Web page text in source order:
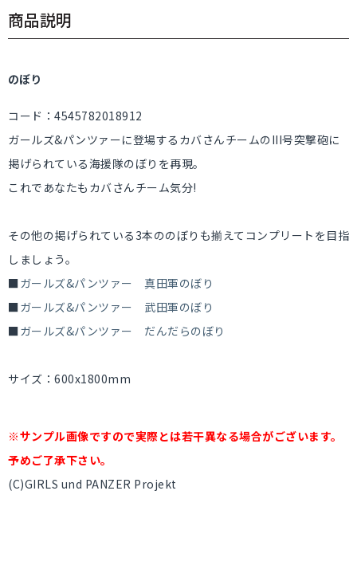
商品説明
のぼり
コード：4545782018912
ガールズ&パンツァーに登場するカバさんチームのIII号突撃砲に
掲げられている海援隊のぼりを再現。
これであなたもカバさんチーム気分!
その他の掲げられている3本ののぼりも揃えてコンプリートを目指
しましょう。
■ガールズ&パンツァー 真田軍のぼり
■ガールズ&パンツァー 武田軍のぼり
■ガールズ&パンツァー だんだらのぼり
サイズ：600x1800mm
※サンプル画像ですので実際とは若干異なる場合がございます。
予めご了承下さい。
(C)GIRLS und PANZER Projekt